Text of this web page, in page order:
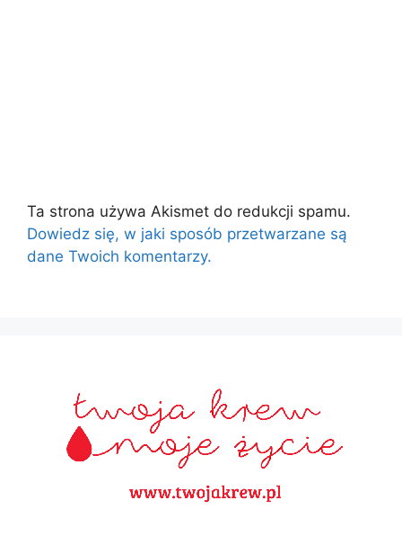
Ta strona używa Akismet do redukcji spamu.
Dowiedz się, w jaki sposób przetwarzane są
dane Twoich komentarzy.